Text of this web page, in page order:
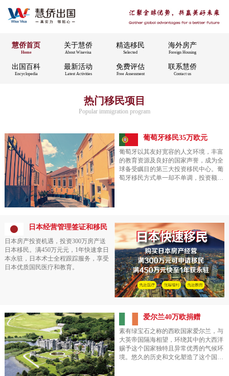
慧侨首页
Home
关于慧侨
About Wisevisa
精选移民
Selected
海外房产
Foreign Housing
出国百科
Encyclopedia
最新活动
Latest Activities
免费评估
Free Assessment
联系慧侨
Contact us
热门移民项目
Popular immigration program
葡萄牙移民35万欧元
葡萄牙以其友好宽容的人文环境，丰富
的教育资源及良好的国家声誉，成为全
球备受瞩目的第三大投资移民中心。葡
萄牙移民方式单一却不单调，投资额由
申请，全家移民的优势，为国内“上有
老下有小”的家庭开通了一条快速通
道。
日本经营管理签证和移民
日本房产投资机遇，投资300万房产送
日本移民。满450万元元，1年快速拿日
本永驻，日本术士全程跟踪服务，享受
日本优质国民医疗和教育。
爱尔兰40万欧捐赠
素有绿宝石之称的西欧国家爱尔兰，与
大英帝国隔海相望，环绕其中的大西洋
赐予这个国家独特且异常优秀的气候环
境。悠久的历史和文化塑造了这个国家